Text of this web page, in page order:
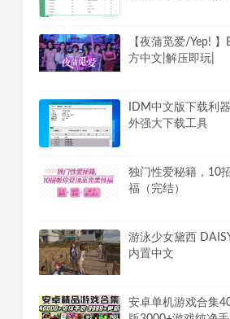
【夜蒲觅爱/Yep!
方中文|解压即玩|
IDM中文版下载利
外强大下载工具
独门性爱秘籍，10
福（完结）
游泳少女黛西
内置中文
安卓单机游戏合集